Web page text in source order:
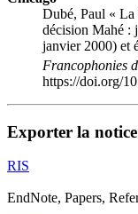
Dubé, Paul « La
décision Mahé :
janvier 2000) et
Francophonies
https://doi.org/
Exporter la
RIS
EndNote, Papers,